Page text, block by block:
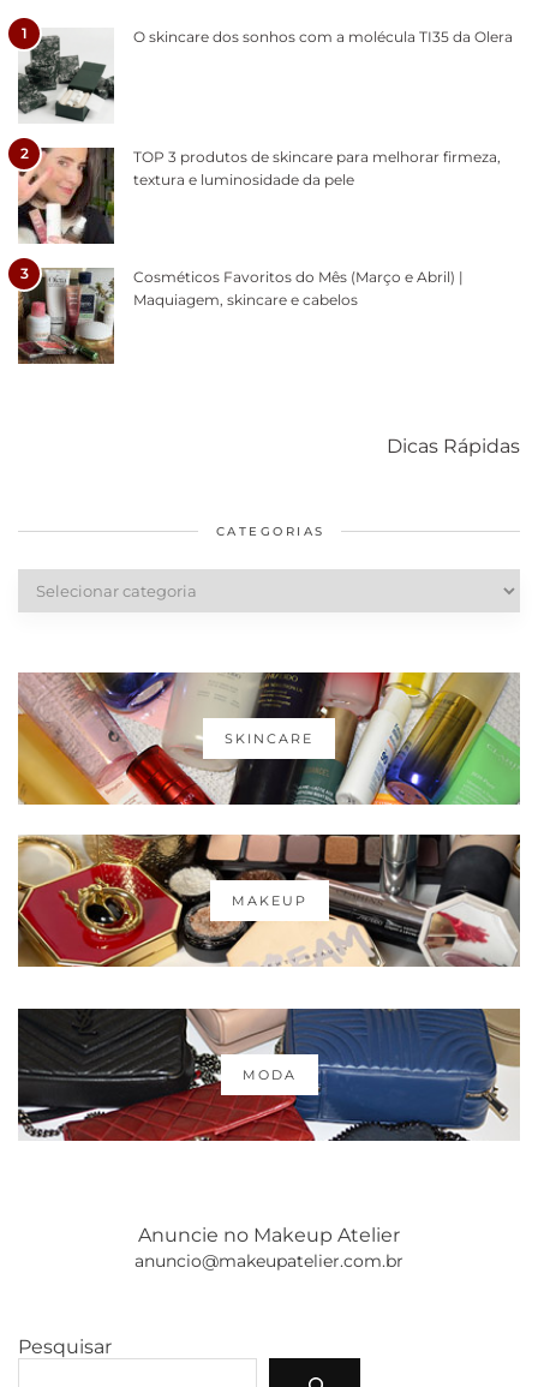
1 O skincare dos sonhos com a molécula TI35 da Olera
2
TOP 3 produtos de skincare para melhorar firmeza,
textura e luminosidade da pele
3
Cosméticos Favoritos do Mês (Março e Abril) |
Maquiagem, skincare e cabelos
Dicas Rápidas
diários
cabelos
CATEGORIAS
Categorias
SKINCARE
MAKEUP
MODA
Anuncie no Makeup Atelier
anuncio@makeupatelier.com.br
Pesquisar